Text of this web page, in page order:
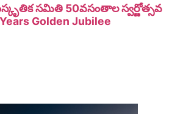
సమితి 50వసంతాల స్వర్ణోత్సవ
Golden Jubilee